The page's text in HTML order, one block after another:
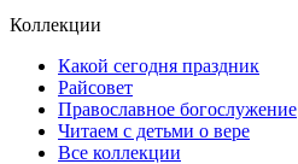
Коллекции
Какой сегодня праздник
Райсовет
Православное богослужение
Читаем с детьми о вере
Все коллекции